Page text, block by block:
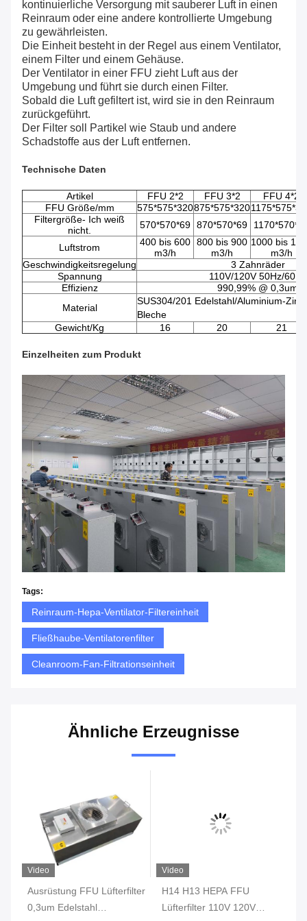
kontinuierliche Versorgung mit sauberer Luft in einen
Reinraum oder eine andere kontrollierte Umgebung
zu gewährleisten.
Die Einheit besteht in der Regel aus einem Ventilator,
einem Filter und einem Gehäuse.
Der Ventilator in einer FFU zieht Luft aus der
Umgebung und führt sie durch einen Filter.
Sobald die Luft gefiltert ist, wird sie in den Reinraum
zurückgeführt.
Der Filter soll Partikel wie Staub und andere
Schadstoffe aus der Luft entfernen.
Technische Daten
Artikel FFU 2*2 FFU 3*2
FFU 4*2
FFU Größe/mm
575*575*320875*575*320
Filtergröße- Ich weiß
nicht.
570*570*69 870*570*69
Luftstrom
400 bis 600
m3/h
800 bis 900
m3/h
1000 bis
m3/h
Geschwindigkeitsregelung
3 Zahnräder
Spannung
110V/120V 50Hz/60Hz
Effizienz
990,99% @ 0,3um
Material
SUS304/201 Edelstahl/Aluminium-
Bleche
Gewicht/Kg
16 20 21
Einzelheiten zum Produkt
Tags:
Reinraum-Hepa-Ventilator-Filtereinheit
Fließhaube-Ventilatorenfilter
Cleanroom-Fan-Filtrationseinheit
Ähnliche Erzeugnisse
Video
Ausrüstung FFU Lüfterfilter
0,3um Edelstahl
Video
H14 H13 HEPA FFU
Lüfterfilter 110V 120V